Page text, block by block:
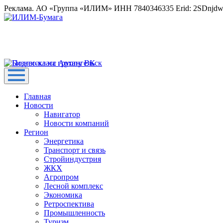
Реклама. АО «Группа «ИЛИМ» ИНН 7840346335 Erid:
Главная
Новости
Навигатор
Новости компаний
Регион
Энергетика
Транспорт и связь
Стройиндустрия
ЖКХ
Агропром
Лесной комплекс
Экономика
Ретроспектива
Промышленность